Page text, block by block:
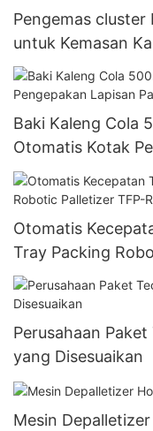
Pengemas
untuk Kemasan
Baki Kaleng Cola
Otomatis Kotak
Otomatis
Tray Packing
Perusahaan
yang Disesuaikan
Mesin